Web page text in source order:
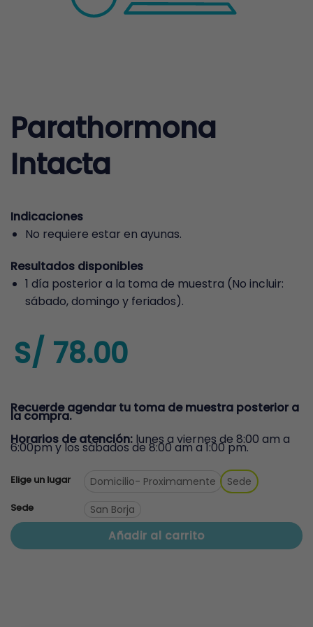
Parathormona
Intacta
Indicaciones
No requiere estar en ayunas.
Resultados disponibles
1 día posterior a la toma de muestra (No incluir:
sábado, domingo y feriados).
S/ 78.00
Recuerde agendar tu toma de muestra posterior a
la compra.
Horarios de atención: lunes a viernes de 8:00 am a
6:00pm y los sábados de 8:00 am a 1:00 pm.
Elige un lugar Domicilio- Proximamente Sede
Sede San Borja
Añadir al carrito